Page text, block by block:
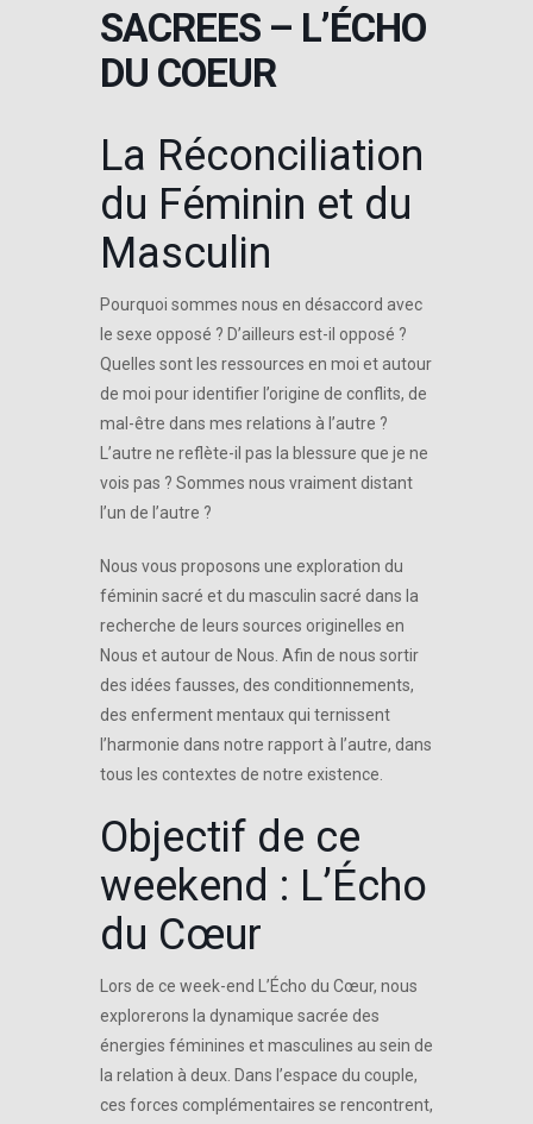
SACREES – L’ÉCHO
DU COEUR
La Réconciliation
du Féminin et du
Masculin
Pourquoi sommes nous en désaccord avec
le sexe opposé ? D’ailleurs est-il opposé ?
Quelles sont les ressources en moi et autour
de moi pour identifier l’origine de conflits, de
mal-être dans mes relations à l’autre ?
L’autre ne reflète-il pas la blessure que je ne
vois pas ? Sommes nous vraiment distant
l’un de l’autre ?
Nous vous proposons une exploration du
féminin sacré et du masculin sacré dans la
recherche de leurs sources originelles en
Nous et autour de Nous. Afin de nous sortir
des idées fausses, des conditionnements,
des enferment mentaux qui ternissent
l’harmonie dans notre rapport à l’autre, dans
tous les contextes de notre existence.
Objectif de ce
weekend : L’Écho
du Cœur
Lors de ce week-end L’Écho du Cœur, nous
explorerons la dynamique sacrée des
énergies féminines et masculines au sein de
la relation à deux. Dans l’espace du couple,
ces forces complémentaires se rencontrent,